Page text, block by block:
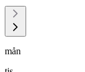
mån